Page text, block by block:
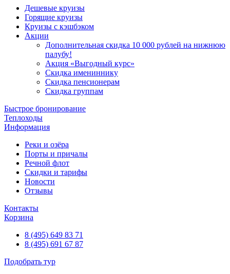
Дешевые круизы
Горящие круизы
Круизы с кэшбэком
Акции
Дополнительная скидка 10 000 рублей на нижнюю
палубу!
Акция «Выгодный курс»
Скидка имениннику
Скидка пенсионерам
Скидка группам
Быстрое бронирование
Теплоходы
Информация
Реки и озёра
Порты и причалы
Речной флот
Скидки и тарифы
Новости
Отзывы
Контакты
Корзина
8 (495) 649 83 71
8 (495) 691 67 87
Подобрать тур